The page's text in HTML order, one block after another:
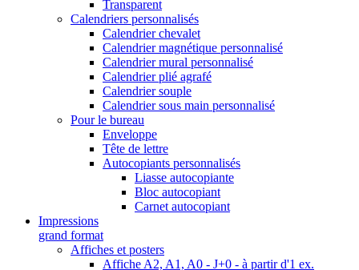
Transparent
Calendriers personnalisés
Calendrier chevalet
Calendrier magnétique personnalisé
Calendrier mural personnalisé
Calendrier plié agrafé
Calendrier souple
Calendrier sous main personnalisé
Pour le bureau
Enveloppe
Tête de lettre
Autocopiants personnalisés
Liasse autocopiante
Bloc autocopiant
Carnet autocopiant
Impressions
grand format
Affiches et posters
Affiche A2, A1, A0 - J+0 - à partir d'1 ex.